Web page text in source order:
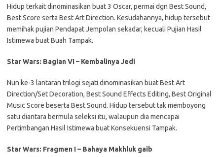
Hidup terkait dinominasikan buat 3 Oscar, permai dgn Best Sound,
Best Score serta Best Art Direction. Kesudahannya, hidup tersebut
memihak pujian Pendapat Jempolan sekadar, kecuali Pujian Hasil
Istimewa buat Buah Tampak.
Star Wars: Bagian VI – Kembalinya Jedi
Nun ke-3 lantaran trilogi sejati dinominasikan buat Best Art
Direction/Set Decoration, Best Sound Effects Editing, Best Original
Music Score beserta Best Sound. Hidup tersebut tak memboyong
satu diantara bermula seleksi itu, walaupun dia mencapai
Pertimbangan Hasil Istimewa buat Konsekuensi Tampak.
Star Wars: Fragmen I – Bahaya Makhluk gaib